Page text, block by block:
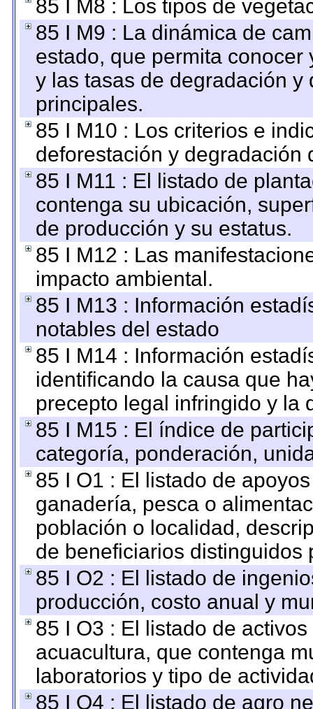
85 I M8 : Los tipos de
85 I M9 : La dinámica de
estado, que permita
y las tasas de degradación
principales.
85 I M10 : Los criterios e
deforestación y degradación
85 I M11 : El listado de
contenga su ubicación,
de producción y su estatus.
85 I M12 : Las
impacto ambiental.
85 I M13 : Información
notables del estado
85 I M14 : Información
identificando la causa que
precepto legal infringido y la
85 I M15 : El índice de
categoría, ponderación,
85 I O1 : El listado de
ganadería, pesca o
población o localidad,
de beneficiarios distinguidos
85 I O2 : El listado de
producción, costo anual y
85 I O3 : El listado de
acuacultura, que contenga
laboratorios y tipo de
85 I O4 : El listado de agro